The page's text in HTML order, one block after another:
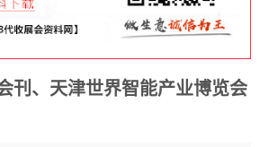
刊、天津世界智能产业博览会